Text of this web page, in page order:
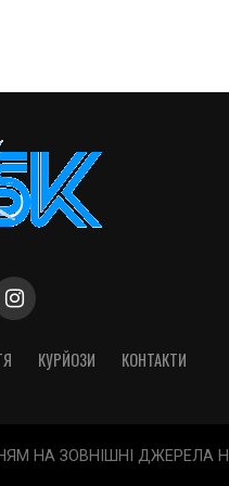
КУРЙОЗИ КОНТАКТИ
НА ЗОВНІШНІ ДЖЕРЕЛА